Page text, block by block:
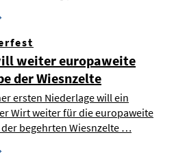
weiter europaweite
der Wiesnzelte
ersten Niederlage will ein
Wirt weiter für die europaweite
der begehrten Wiesnzelte …